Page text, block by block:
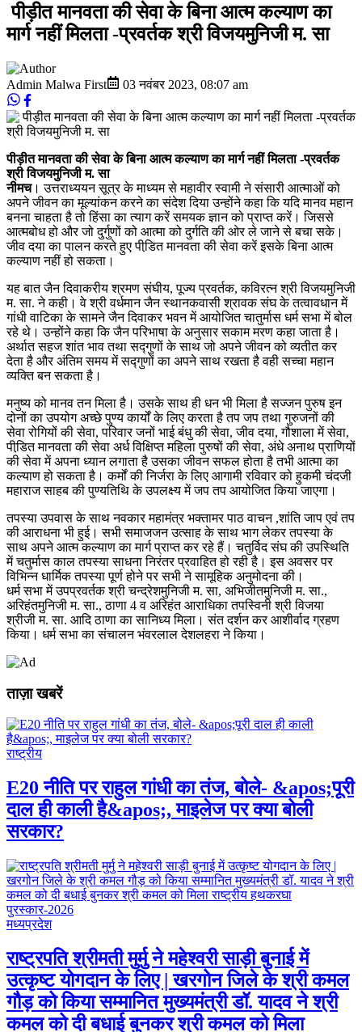
पीड़ीत मानवता की सेवा के बिना आत्म कल्याण का
मार्ग नहीं मिलता -प्रवर्तक श्री विजयमुनिजी म. सा
Admin Malwa First 03 नवंबर 2023, 08:07 am
पीड़ीत मानवता की सेवा के बिना आत्म कल्याण का मार्ग नहीं मिलता -प्रवर्तक
श्री विजयमुनिजी म. सा
नीमच। उत्तराध्ययन सूत्र के माध्यम से महावीर स्वामी ने संसारी आत्माओं को
अपने जीवन का मूल्यांकन करने का संदेश दिया उन्होंने कहा कि यदि मानव महान
बनना चाहता है तो हिंसा का त्याग करें समयक ज्ञान को प्राप्त करें। जिससे
आत्मबोध हो और जो दुर्गुणों को आत्मा को दुर्गति की ओर ले जाने से बचा सके।
जीव दया का पालन करते हुए पीडि़त मानवता की सेवा करें इसके बिना आत्म
कल्याण नहीं हो सकता।
यह बात जैन दिवाकरीय श्रमण संघीय, पूज्य प्रवर्तक, कविरत्न श्री विजयमुनिजी
म. सा. ने कही। वे श्री वर्धमान जैन स्थानकवासी श्रावक संघ के तत्वावधान में
गांधी वाटिका के सामने जैन दिवाकर भवन में आयोजित चातुर्मास धर्म सभा में बोल
रहे थे। उन्होंने कहा कि जैन परिभाषा के अनुसार सकाम मरण कहा जाता है।
अर्थात सहज शांत भाव तथा सद्गुणों के साथ जो अपने जीवन को व्यतीत कर
देता है और अंतिम समय में सद्गुणों का अपने साथ रखता है वही सच्चा महान
व्यक्ति बन सकता है।
मनुष्य को मानव तन मिला है। उसके साथ ही धन भी मिला है सज्जन पुरुष इन
दोनों का उपयोग अच्छे पुण्य कार्यों के लिए करता है तप जप तथा गुरुजनों की
सेवा रोगियों की सेवा, परिवार जनों भाई बंधु की सेवा, जीव दया, गौशाला में सेवा,
पीडि़त मानवता की सेवा अर्ध विक्षिप्त महिला पुरुषों की सेवा, अंधे अनाथ प्राणियों
की सेवा में अपना ध्यान लगाता है उसका जीवन सफल होता है तभी आत्मा का
कल्याण हो सकता है। कर्मों की निर्जरा के लिए आगामी रविवार को हुकमी चंदजी
महाराज साहब की पुण्यतिथि के उपलक्ष्य में जप तप आयोजित किया जाएगा।
तपस्या उपवास के साथ नवकार महामंत्र भक्तामर पाठ वाचन ,शांति जाप एवं तप
की आराधना भी हुई। सभी समाजजन उत्साह के साथ भाग लेकर तपस्या के
साथ अपने आत्म कल्याण का मार्ग प्राप्त कर रहे हैं। चतुर्विद संघ की उपस्थिति
में चतुर्मास काल तपस्या साधना निरंतर प्रवाहित हो रही है। इस अवसर पर
विभिन्न धार्मिक तपस्या पूर्ण होने पर सभी ने सामूहिक अनुमोदना की।
धर्म सभा में उपप्रवर्तक श्री चन्द्रेशमुनिजी म. सा, अभिजीतमुनिजी म. सा.,
अरिहंतमुनिजी म. सा., ठाणा 4 व अरिहंत आराधिका तपस्विनी श्री विजया
श्रीजी म. सा. आदि ठाणा का सानिध्य मिला। संत दर्शन कर आशीर्वाद ग्रहण
किया। धर्म सभा का संचालन भंवरलाल देशलहरा ने किया।
ताज़ा खबरें
राष्ट्रीय
E20 नीति पर राहुल गांधी का तंज, बोले- &apos;पूरी
दाल ही काली है&apos;, माइलेज पर क्या बोली
सरकार?
मध्यप्रदेश
राष्ट्रपति श्रीमती मुर्मु ने महेश्वरी साड़ी बुनाई में
उत्कृष्ट योगदान के लिए | खरगोन जिले के श्री कमल
गौड़ को किया सम्मानित मुख्यमंत्री डॉ. यादव ने श्री
कमल को दी बधाई बुनकर श्री कमल को मिला